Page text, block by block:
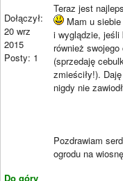
Dołączył:
20 wrz
2015
Posty: 1
Do góry
Teraz jest
Mam u
i wyglądzie, jeśli
również
(sprzedaję
zmieściły!).
nigdy nie
Pozdrawiam
ogrodu na